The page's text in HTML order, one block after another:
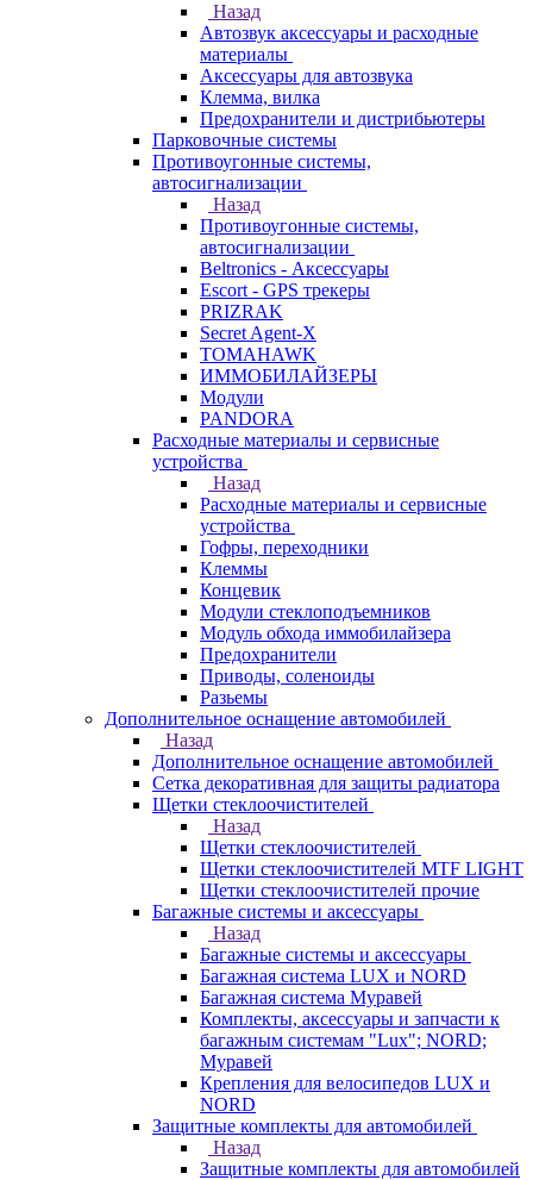
Назад
Автозвук аксессуары и расходные
материалы
Аксессуары для автозвука
Клемма, вилка
Предохранители и дистрибьютеры
Парковочные системы
Противоугонные системы,
автосигнализации
Назад
Противоугонные системы,
автосигнализации
Beltronics - Аксессуары
Escort - GPS трекеры
PRIZRAK
Secret Agent-X
TOMAHAWK
ИММОБИЛАЙЗЕРЫ
Модули
PANDORA
Расходные материалы и сервисные
устройства
Назад
Расходные материалы и сервисные
устройства
Гофры, переходники
Клеммы
Концевик
Модули стеклоподъемников
Модуль обхода иммобилайзера
Предохранители
Приводы, соленоиды
Разьемы
Дополнительное оснащение автомобилей
Назад
Дополнительное оснащение автомобилей
Сетка декоративная для защиты радиатора
Щетки стеклоочистителей
Назад
Щетки стеклоочистителей
Щетки стеклоочистителей MTF LIGHT
Щетки стеклоочистителей прочие
Багажные системы и аксессуары
Назад
Багажные системы и аксессуары
Багажная система LUX и NORD
Багажная система Муравей
Комплекты, аксессуары и запчасти к
багажным системам "Lux"; NORD;
Муравей
Крепления для велосипедов LUX и
NORD
Защитные комплекты для автомобилей
Назад
Защитные комплекты для автомобилей